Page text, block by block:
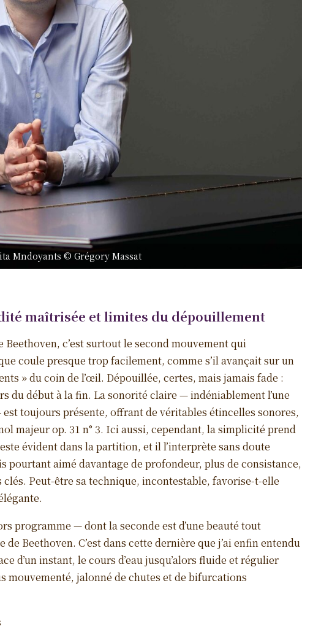
Mndoyants © Grégory Massat
maîtrisée et limites du dépouillement
Beethoven, c’est surtout le second mouvement qui
coule presque trop facilement, comme s’il avançait sur un
» du coin de l’œil. Dépouillée, certes, mais jamais fade :
du début à la fin. La sonorité claire — indéniablement l’une
toujours présente, offrant de véritables étincelles sonores,
majeur op. 31 n° 3. Ici aussi, cependant, la simplicité prend
évident dans la partition, et il l’interprète sans doute
pourtant aimé davantage de profondeur, plus de consistance,
clés. Peut-être sa technique, incontestable, favorise-t-elle
programme — dont la seconde est d’une beauté tout
Beethoven. C’est dans cette dernière que j’ai enfin entendu
d’un instant, le cours d’eau jusqu’alors fluide et régulier
mouvementé, jalonné de chutes et de bifurcations